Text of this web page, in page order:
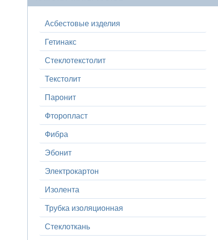
Асбестовые изделия
Гетинакс
Стеклотекстолит
Текстолит
Паронит
Фторопласт
Фибра
Эбонит
Электрокартон
Изолента
Трубка изоляционная
Стеклоткань